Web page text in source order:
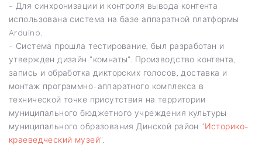
- Для синхронизации и контроля вывода контента
использована система на базе аппаратной платформы
Arduino.
- Система прошла тестирование, был разработан и
утвержден дизайн "комнаты". Производство контента,
запись и обработка дикторских голосов, доставка и
монтаж программно-аппаратного комплекса в
технической точке присутствия на территории
муниципального бюджетного учреждения культуры
муниципального образования Динской район "Историко-
краеведческий музей".